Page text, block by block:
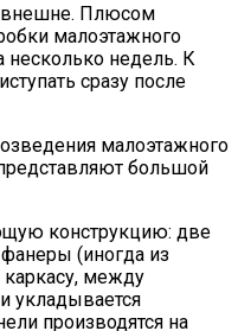
внешне. Плюсом
малоэтажного
недель. К
сразу после
малоэтажного
большой
конструкцию: две
(иногда из
каркасу, между
укладывается
производятся на